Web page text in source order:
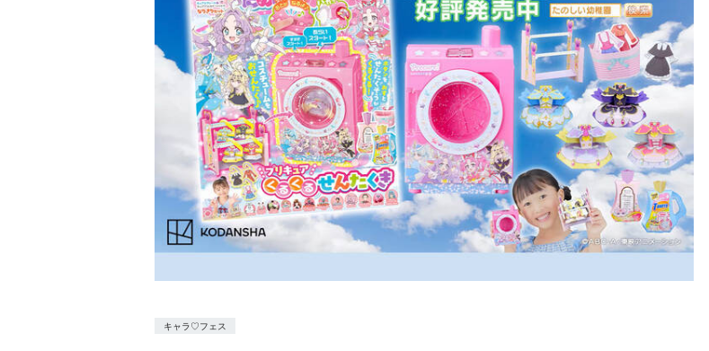
キャラ♡フェス